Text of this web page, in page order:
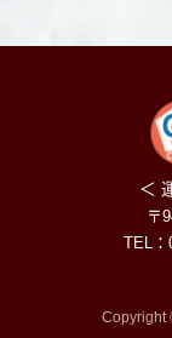
＜
〒
TEL
Copyright